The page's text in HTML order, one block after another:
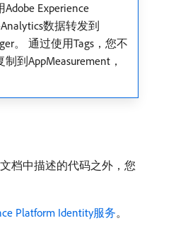
Experience
数据转发到
。 通过使用Tags，您不
到AppMeasurement，
档中描述的代码之外，您
Platform Identity服务。